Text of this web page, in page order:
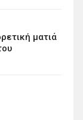
ματιά